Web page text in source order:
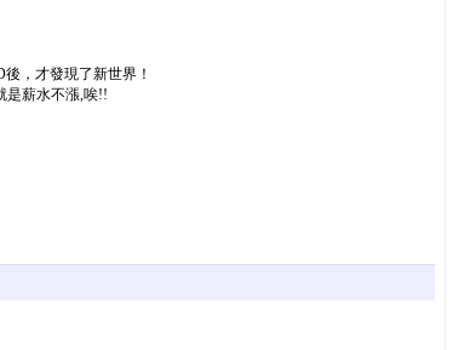
，才發現了新世界！
是薪水不漲,唉!!